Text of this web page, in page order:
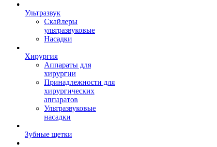
Ультразвук
Скайлеры
ультразвуковые
Насадки
Хирургия
Аппараты для
хирургии
Принадлежности для
хирургических
аппаратов
Ультразвуковые
насадки
Зубные щетки